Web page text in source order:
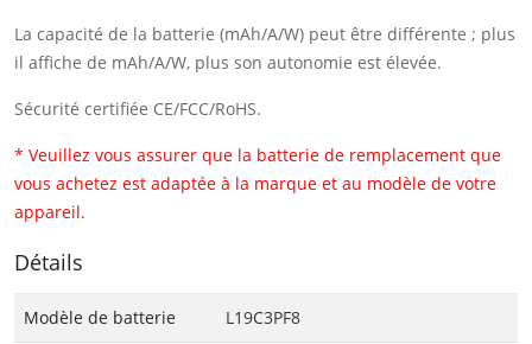
La capacité de la batterie (mAh/A/W) peut être différente ; plus
il affiche de mAh/A/W, plus son autonomie est élevée.
Sécurité certifiée CE/FCC/RoHS.
* Veuillez vous assurer que la batterie de remplacement que
vous achetez est adaptée à la marque et au modèle de votre
appareil.
Détails
Modèle de batterie L19C3PF8